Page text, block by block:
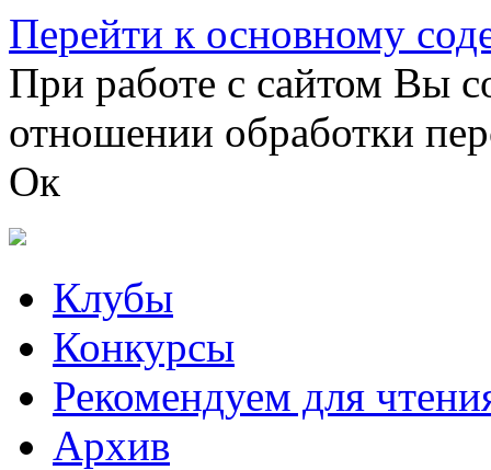
Перейти к основному
При работе с сайтом Вы
отношении обработки
Ок
Клубы
Конкурсы
Рекомендуем для
Архив